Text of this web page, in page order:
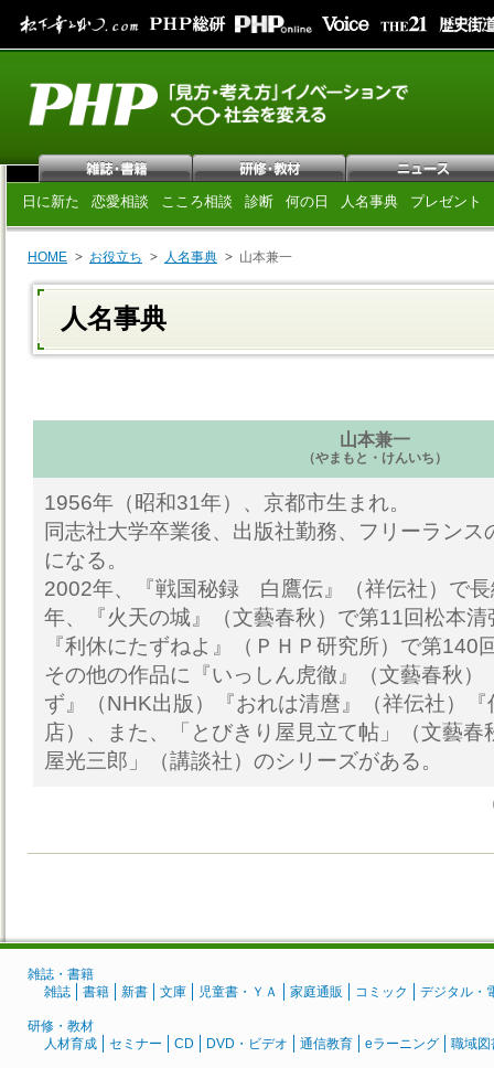
日に新た 恋愛相談 こころ相談 診断 何の日 人名事典 プレゼント
HOME お役立ち 人名事典 山本兼一
人名事典
山本兼一
（やまもと・けんいち）
1956年（昭和31年）、京都市生まれ。
同志社大学卒業後、出版社勤務、フリーランス
になる。
2002年、『戦国秘録 白鷹伝』（祥伝社）で
年、『火天の城』（文藝春秋）で第11回松本
『利休にたずねよ』（ＰＨＰ研究所）で第140
その他の作品に『いっしん虎徹』（文藝春秋）
ず』（NHK出版）『おれは清麿』（祥伝社）
店）、また、「とびきり屋見立て帖」（文藝春
屋光三郎」（講談社）のシリーズがある。
雑誌・書籍
雑誌
書籍 新書 文庫 児童書・ＹＡ 家庭通販 コミック デジタル・
研修・教材
人材育成
セミナー CD DVD・ビデオ 通信教育 eラーニング 職域図